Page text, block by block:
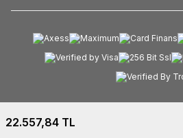
22.557,84 TL